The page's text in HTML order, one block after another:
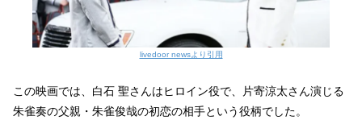
livedoor newsより引用
この映画では、白石 聖さんはヒロイン役で、片寄涼太さん演じる
朱雀奏の父親・朱雀俊哉の初恋の相手という役柄でした。